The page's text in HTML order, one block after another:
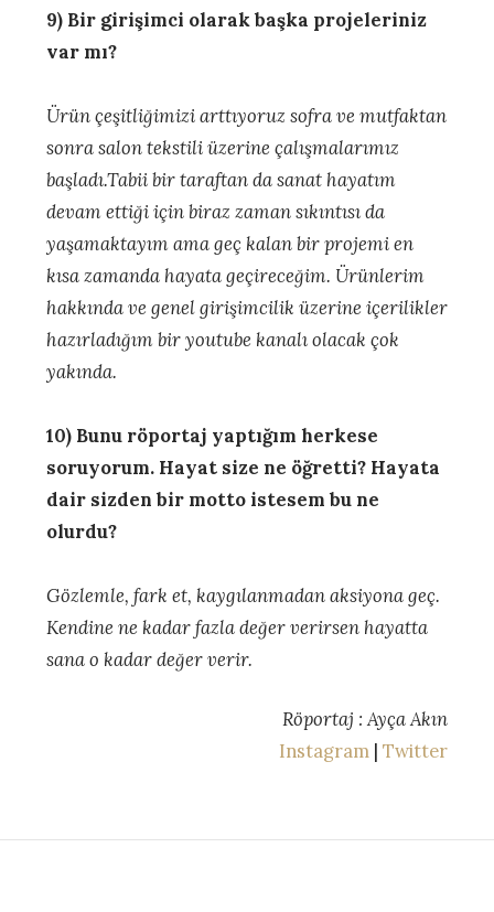
9) Bir girişimci olarak başka projeleriniz
var mı?
Ürün çeşitliğimizi arttıyoruz sofra ve mutfaktan
sonra salon tekstili üzerine çalışmalarımız
başladı.Tabii bir taraftan da sanat hayatım
devam ettiği için biraz zaman sıkıntısı da
yaşamaktayım ama geç kalan bir projemi en
kısa zamanda hayata geçireceğim. Ürünlerim
hakkında ve genel girişimcilik üzerine içerilikler
hazırladığım bir youtube kanalı olacak çok
yakında.
10) Bunu röportaj yaptığım herkese
soruyorum. Hayat size ne öğretti? Hayata
dair sizden bir motto istesem bu ne
olurdu?
Gözlemle, fark et, kaygılanmadan aksiyona geç.
Kendine ne kadar fazla değer verirsen hayatta
sana o kadar değer verir.
Röportaj : Ayça Akın
Instagram | Twitter